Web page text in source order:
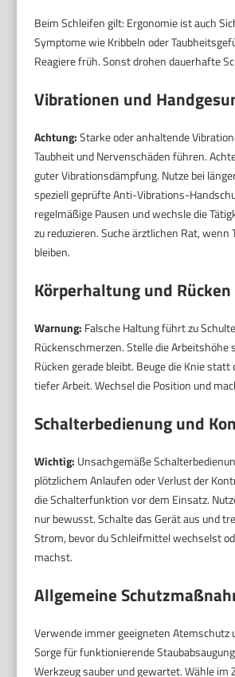
Beim Schleifen gilt: Ergonomie ist auch
Symptome wie Kribbeln oder
Reagiere früh. Sonst drohen dauerhafte
Vibrationen und
Achtung:Starke oder anhaltende
Taubheit und Nervenschäden führen.
guter Vibrationsdämpfung. Nutze bei
speziell geprüfte Anti-Vibrations-
regelmäßige Pausen und wechsle die
zu reduzieren. Suche ärztlichen Rat, wenn
bleiben.
Körperhaltung und Rücken
Warnung: Falsche Haltung führt zu
Rückenschmerzen. Stelle die Arbeitshöhe
Rücken gerade bleibt. Beuge die Knie statt
tiefer Arbeit. Wechsel die Position und
Schalterbedienung und
Wichtig: Unsachgemäße
plötzlichem Anlaufen oder Verlust der
die Schalterfunktion vor dem Einsatz.
nur bewusst. Schalte das Gerät aus und
Strom, bevor du Schleifmittel wechselst
machst.
Allgemeine
Verwende immer geeigneten Atemschutz
Sorge für funktionierende
Werkzeug sauber und gewartet. Wähle im